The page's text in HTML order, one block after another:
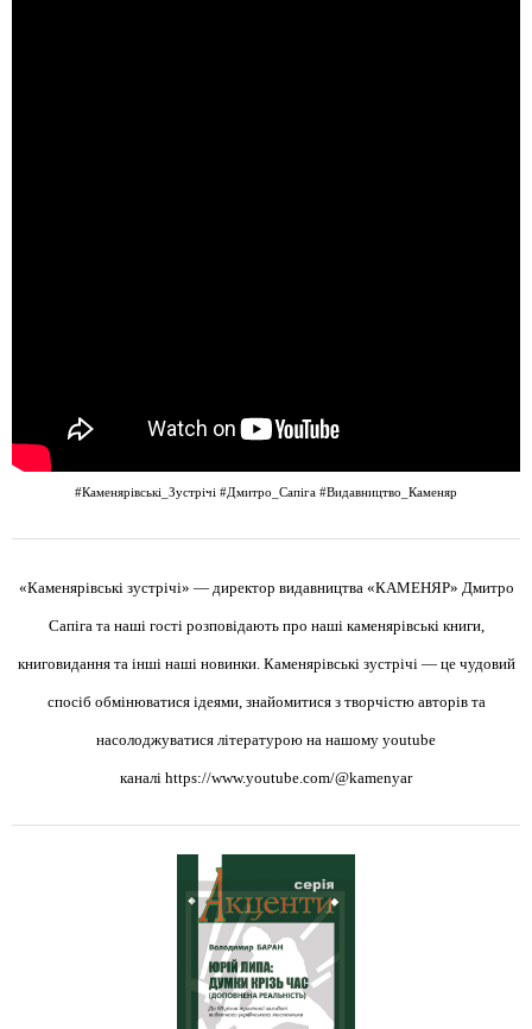
#Каменярівські_Зустрічі #Дмитро_Сапіга #Видавництво_Каменяр
«Каменярівські зустрічі» — директор видавництва «КАМЕНЯР» Дмитро
Сапіга та наші гості розповідають про наші каменярівські книги,
книговидання та інші наші новинки. Каменярівські зустрічі — це чудовий
спосіб обмінюватися ідеями, знайомитися з творчістю авторів та
насолоджуватися літературою на нашому youtube
каналі https://www.youtube.com/@kamenyar